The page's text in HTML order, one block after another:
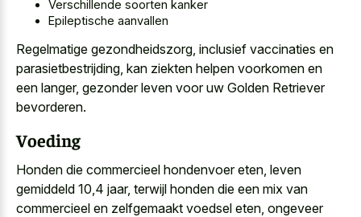
Verschillende soorten kanker
Epileptische aanvallen
Regelmatige gezondheidszorg, inclusief vaccinaties en
parasietbestrijding, kan ziekten helpen voorkomen en
een langer, gezonder leven voor uw Golden Retriever
bevorderen.
Voeding
Honden die commercieel hondenvoer eten, leven
gemiddeld 10,4 jaar, terwijl honden die een mix van
commercieel en zelfgemaakt voedsel eten, ongeveer